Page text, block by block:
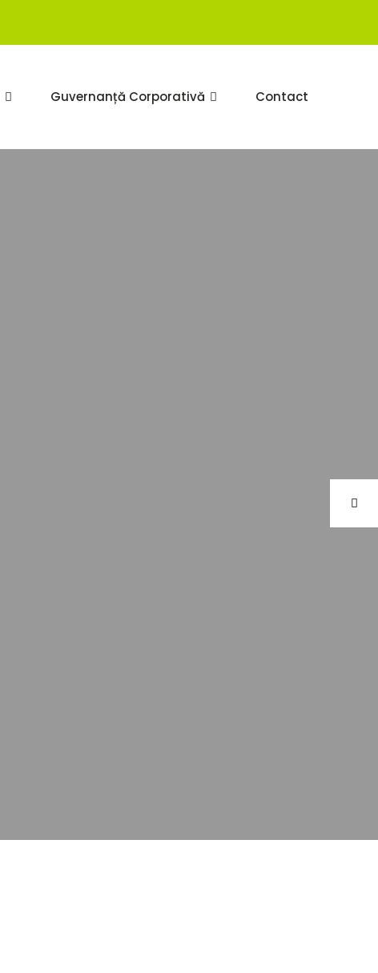
Guvernanță Corporativă Contact